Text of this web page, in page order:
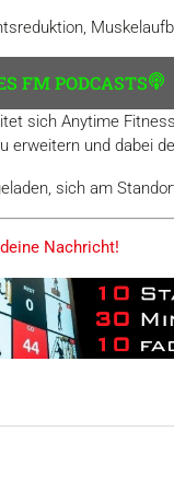
FM PODCASTS
sich Anytime
und dabei
sich am
Nachricht!